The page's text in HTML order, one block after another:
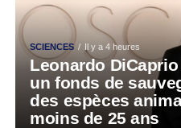
SCIENCES Il y a 4 heures
Leonardo
un fonds de
des espèces
moins de 25 ans